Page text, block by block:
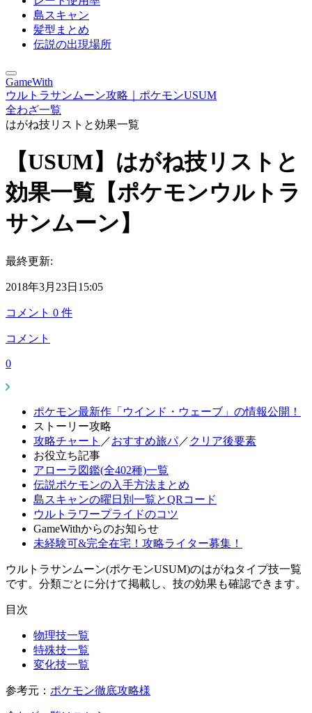
島スキャン
髪型まとめ
伝説の出現場所
GameWith
ウルトラサンムーン攻略｜ポケモンUSUM
全わざ一覧
はがね技リストと効果一覧
【USUM】はがね技リストと
効果一覧【ポケモンウルトラ
サンムーン】
最終更新:
2018年3月23日15:05
コメント 0 件
コメント
0
ポケモン最新作「ウインド・ウェーブ」の情報公開！
ストーリー攻略
攻略チャート ／おすすめ旅パ／ クリア後要素
お役立ち記事
アローラ図鑑(全402種)一覧
伝説ポケモンの入手方法まとめ
島スキャンの曜日別一覧とQRコード
ウルトラワープライドのコツ
GameWithからのお知らせ
未経験可&完全在宅！攻略ライター募集！
ウルトラサンムーン(ポケモンUSUM)のはがねタイプ技一覧
です。分類ごとに分けて掲載し、技の効果も確認できます。
目次
物理技一覧
特殊技一覧
変化技一覧
参考元： ポケモン徹底攻略様